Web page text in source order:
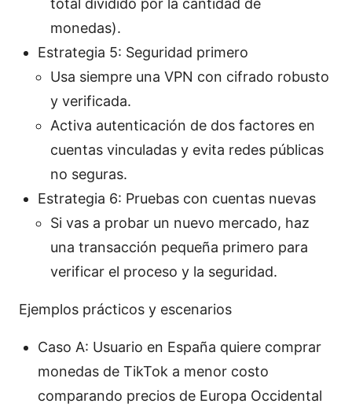
total dividido por la cantidad de
monedas).
Estrategia 5: Seguridad primero
Usa siempre una VPN con cifrado robusto
y verificada.
Activa autenticación de dos factores en
cuentas vinculadas y evita redes públicas
no seguras.
Estrategia 6: Pruebas con cuentas nuevas
Si vas a probar un nuevo mercado, haz
una transacción pequeña primero para
verificar el proceso y la seguridad.
Ejemplos prácticos y escenarios
Caso A: Usuario en España quiere comprar
monedas de TikTok a menor costo
comparando precios de Europa Occidental